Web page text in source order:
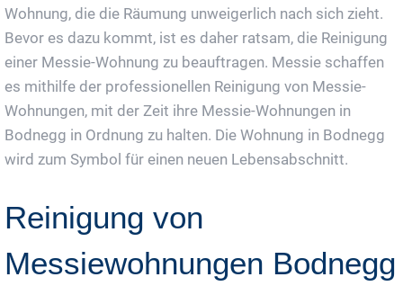
Wohnung, die die Räumung unweigerlich nach sich zieht.
Bevor es dazu kommt, ist es daher ratsam, die Reinigung
einer Messie-Wohnung zu beauftragen. Messie schaffen
es mithilfe der professionellen Reinigung von Messie-
Wohnungen, mit der Zeit ihre Messie-Wohnungen in
Bodnegg in Ordnung zu halten. Die Wohnung in Bodnegg
wird zum Symbol für einen neuen Lebensabschnitt.
Reinigung von
Messiewohnungen Bodnegg